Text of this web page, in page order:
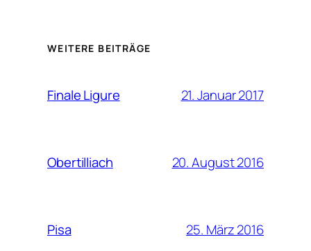
WEITERE BEITRÄGE
Finale Ligure 21. Januar 2017
Obertilliach 20. August 2016
Pisa 25. März 2016